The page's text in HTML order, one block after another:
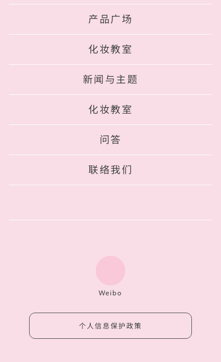
产品广场
化妆教室
新闻与主题
化妆教室
问答
联络我们
Weibo
个人信息保护政策